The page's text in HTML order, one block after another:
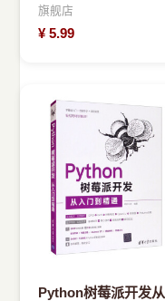
旗舰店
¥ 5.99
Python树莓派开发从